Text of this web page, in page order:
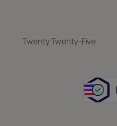
Twenty Twenty-Five